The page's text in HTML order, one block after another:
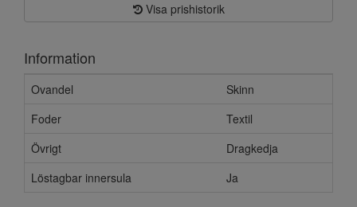
Visa prishistorik
Information
Ovandel
Skinn
Foder
Textil
Övrigt
Dragkedja
Löstagbar innersula
Ja